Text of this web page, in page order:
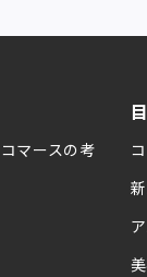
マースの考